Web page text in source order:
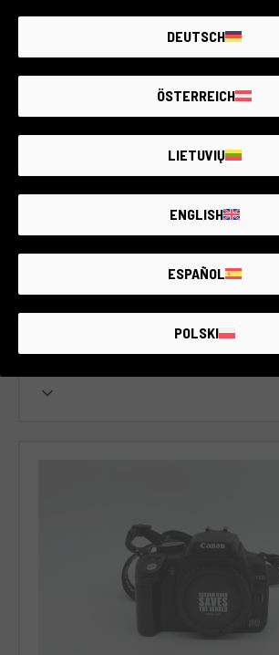
Canon EOS 350D
Canon & compatible
Zustand:Einige leichte Gebrauchsspuren
€100
DEUTSCH
ÖSTERREICH
LIETUVIŲ
ENGLISH
ESPAÑOL
POLSKI